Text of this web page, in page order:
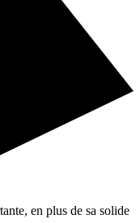
en plus de sa solide